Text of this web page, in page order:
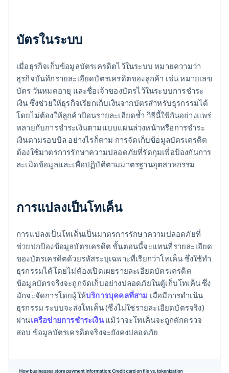
บัตรในระบบ
เมื่อธุรกิจเก็บข้อมูลบัตรเครดิตไว้ในระบบ หมายความว่า
ธุรกิจบันทึกรายละเอียดบัตรเครดิตของลูกค้า เช่น หมายเลข
บัตร วันหมดอายุ และชื่อเจ้าของบัตรไว้ในระบบการชำระ
เงิน ซึ่งช่วยให้ธุรกิจเรียกเก็บเงินจากบัตรสำหรับธุรกรรมได้
โดยไม่ต้องให้ลูกค้าป้อนรายละเอียดซ้ำ วิธีนี้ใช้กันอย่างแพร่
หลายกับการชำระเงินตามแบบแผนล่วงหน้าหรือการชำระ
เงินตามรอบบิล อย่างไรก็ตาม การจัดเก็บข้อมูลบัตรเครดิต
ต้องใช้มาตรการรักษาความปลอดภัยที่รัดกุมเพื่อป้องกันการ
ละเมิดข้อมูลและเพื่อปฏิบัติตามมาตรฐานอุตสาหกรรม
การแปลงเป็นโทเค็น
การแปลงเป็นโทเค็นเป็นมาตรการรักษาความปลอดภัยที่
ช่วยปกป้องข้อมูลบัตรเครดิต ขั้นตอนนี้จะแทนที่รายละเอียด
ของบัตรเครดิตด้วยรหัสระบุเฉพาะที่เรียกว่าโทเค็น ซึ่งใช้ทำ
ธุรกรรมได้โดยไม่ต้องเปิดเผยรายละเอียดบัตรเครดิต
ข้อมูลบัตรจริงจะถูกจัดเก็บอย่างปลอดภัยในตู้เก็บโทเค็น ซึ่ง
มักจะจัดการโดยผู้ให้บริการบุคคลที่สาม เมื่อมีการดำเนิน
ธุรกรรม ระบบจะส่งโทเค็น (ซึ่งไม่ใช่รายละเอียดบัตรจริง)
ผ่านเครือข่ายการชำระเงินแม้ว่าจะโทเค็นจะถูกดักตรวจ
สอบ ข้อมูลบัตรเครดิตจริงจะยังคงปลอดภัย